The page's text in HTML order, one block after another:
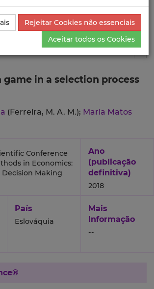
Descrição Detalhada da
game in a selection process
(Ferreira, M. A. M.); Maria Matos
Conference
in Economics:
Making
Ano
(publicação
definitiva)
2018
País
Eslováquia
Mais
Informação
--
Rejeitar Cookies não essenciais
Aceitar todos os Cookies